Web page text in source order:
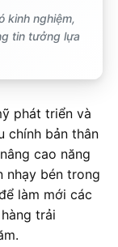
kinh nghiệm,
tin tưởng lựa
phát triển và
chính bản thân
cao năng
nhạy bén trong
làm mới các
trải